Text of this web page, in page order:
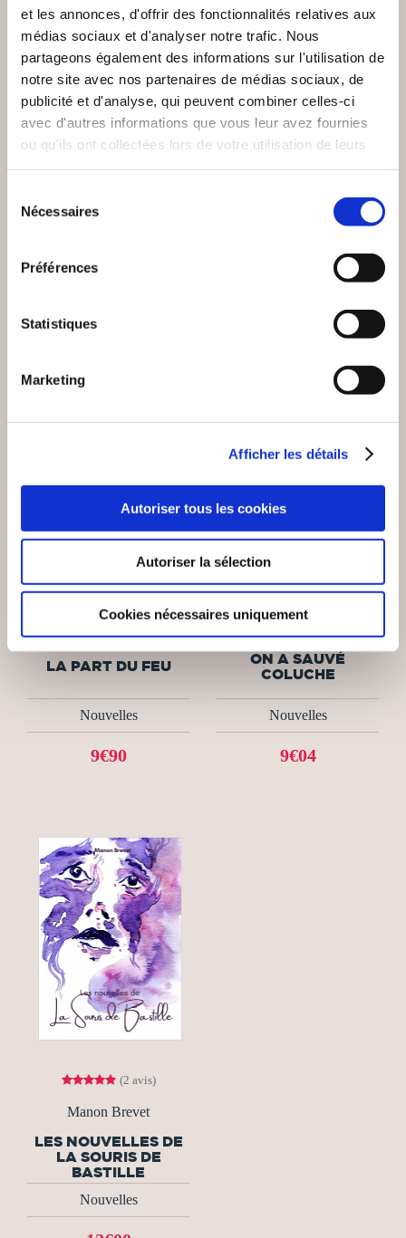
et les annonces, d'offrir des fonctionnalités relatives aux
médias sociaux et d'analyser notre trafic. Nous
partageons également des informations sur l'utilisation de
notre site avec nos partenaires de médias sociaux, de
publicité et d'analyse, qui peuvent combiner celles-ci
avec d'autres informations que vous leur avez fournies
ou qu'ils ont collectées lors de votre utilisation de leurs
Nécessaires
Préférences
Statistiques
Marketing
Afficher les détails
Autoriser tous les cookies
Autoriser la sélection
Cookies nécessaires uniquement
(0 avis)
Thibaut Carré
ELLE A TUÉ DE
9€00
LEA
(0 avis)
LA PART DU FEU
Nouvelles
9€90
(1 avis)
Thibaut Carré
ON A SAUVÉ
COLUCHE
Nouvelles
9€04
(2 avis)
Manon Brevet
LES NOUVELLES DE
LA SOURIS DE
BASTILLE
Nouvelles